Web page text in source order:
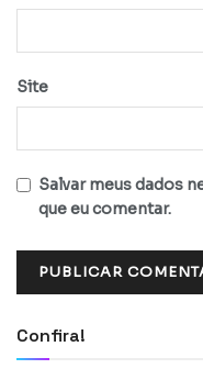
Site
Salvar meus dados
que eu comentar.
Confira!